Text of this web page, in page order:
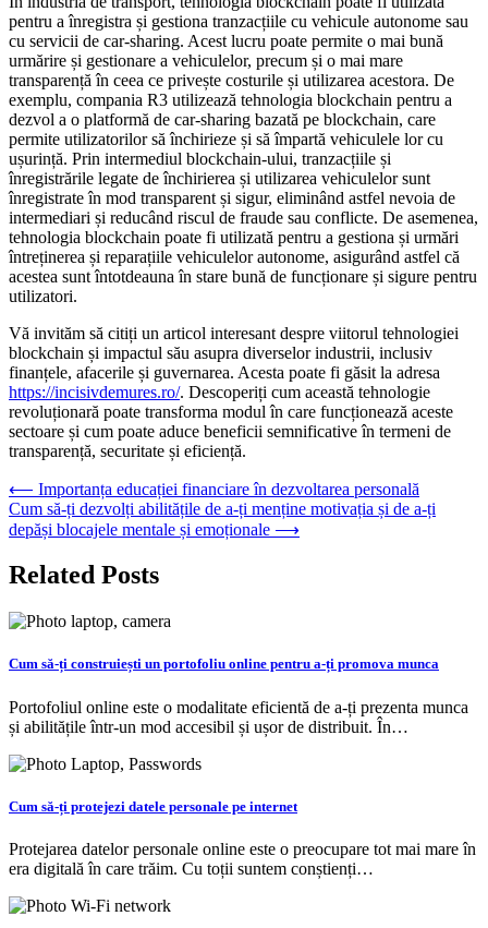
pentru a înregistra și gestiona tranzacțiile cu vehicule autonome sau
cu servicii de car-sharing. Acest lucru poate permite o mai bună
urmărire și gestionare a vehiculelor, precum și o mai mare
transparență în ceea ce privește costurile și utilizarea acestora. De
exemplu, compania R3 utilizează tehnologia blockchain pentru a
dezvol a o platformă de car-sharing bazată pe blockchain, care
permite utilizatorilor să închirieze și să împartă vehiculele lor cu
ușurință. Prin intermediul blockchain-ului, tranzacțiile și
înregistrările legate de închirierea și utilizarea vehiculelor sunt
înregistrate în mod transparent și sigur, eliminând astfel nevoia de
intermediari și reducând riscul de fraude sau conflicte. De asemenea,
tehnologia blockchain poate fi utilizată pentru a gestiona și urmări
întreținerea și reparațiile vehiculelor autonome, asigurând astfel că
acestea sunt întotdeauna în stare bună de funcționare și sigure pentru
utilizatori.
Vă invităm să citiți un articol interesant despre viitorul tehnologiei
blockchain și impactul său asupra diverselor industrii, inclusiv
finanțele, afacerile și guvernarea. Acesta poate fi găsit la adresa
https://incisivdemures.ro/. Descoperiți cum această tehnologie
revoluționară poate transforma modul în care funcționează aceste
sectoare și cum poate aduce beneficii semnificative în termeni de
transparență, securitate și eficiență.
Navigare
în
⟵ Importanța educației financiare în dezvoltarea personală
Cum să-ți dezvolți abilitățile de a-ți menține motivația și de a-ți
depăși blocajele mentale și emoționale ⟶
Related Posts
Cum să-ți construiești un portofoliu online pentru a-ți promova munca
Portofoliul online este o modalitate eficientă de a-ți prezenta munca
și abilitățile într-un mod accesibil și ușor de distribuit. În…
Cum să-ți protejezi datele personale pe internet
Protejarea datelor personale online este o preocupare tot mai mare în
era digitală în care trăim. Cu toții suntem conștienți…